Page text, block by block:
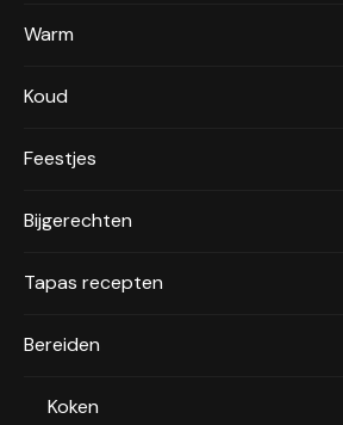
Warm
Koud
Feestjes
Bijgerechten
Tapas recepten
Bereiden
Koken